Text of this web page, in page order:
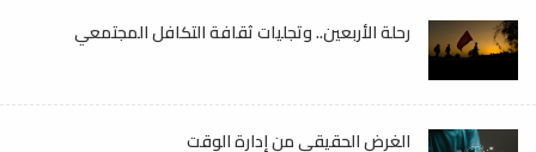
رحلة الأربعين.. وتجليات ثقافة التكافل المجتمعي
الغرض الحقيقي من إدارة الوقت